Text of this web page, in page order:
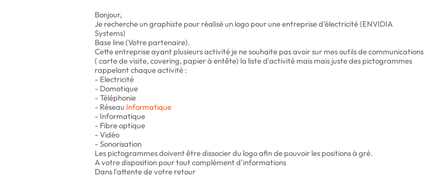
Bonjour,
Je recherche un graphiste pour réalisé un logo pour une entreprise d’électricité (ENVIDIA
Systems)
Base line (Votre partenaire).
Cette entreprise ayant plusieurs activité je ne souhaite pas avoir sur mes outils de communications
( carte de visite, covering, papier à entête) la liste d'activité mais mais juste des pictogrammes
rappelant chaque activité :
- Electricité
- Domotique
- Téléphonie
- Réseau Informatique
- Informatique
- Fibre optique
- Vidéo
- Sonorisation
Les pictogrammes doivent être dissocier du logo afin de pouvoir les positions à gré.
A votre disposition pour tout complément d'informations
Dans l'attente de votre retour